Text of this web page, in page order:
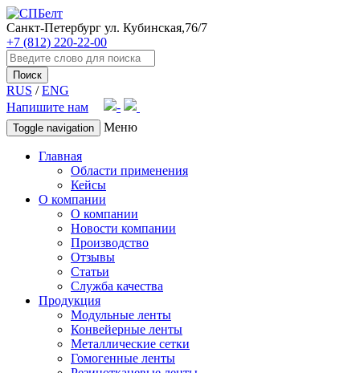
Санкт-Петербург ул. Кубинская,76/7
+7 (812) 220-22-00
Поиск
RUS /ENG
Напишите нам
Toggle navigation Меню
Главная
Области применения
Кейсы
О компании
О компании
Новости компании
Производство
Отзывы
Статьи
Служба качества
Продукция
Модульные ленты
Конвейерные ленты
Металлические сетки
Гомогенные ленты